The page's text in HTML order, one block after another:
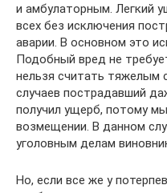
и амбулаторным. Легкий
всех без исключения
аварии. В основном это
Подобный вред не
нельзя считать тяжелым
случаев пострадавший
получил ущерб, потому
возмещении. В данном
уголовным делам
Но, если все же у